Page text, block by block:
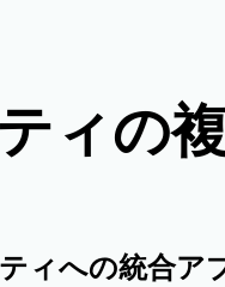
ィの
ィへの統合ア